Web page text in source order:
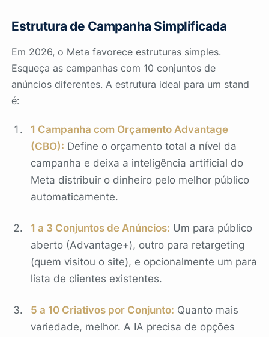
Estrutura de Campanha Simplificada
Em 2026, o Meta favorece estruturas simples.
Esqueça as campanhas com 10 conjuntos de
anúncios diferentes. A estrutura ideal para um stand
é:
1 Campanha com Orçamento Advantage
(CBO): Define o orçamento total a nível da
campanha e deixa a inteligência artificial do
Meta distribuir o dinheiro pelo melhor público
automaticamente.
1 a 3 Conjuntos de Anúncios: Um para público
aberto (Advantage+), outro para retargeting
(quem visitou o site), e opcionalmente um para
lista de clientes existentes.
5 a 10 Criativos por Conjunto: Quanto mais
variedade, melhor. A IA precisa de opções